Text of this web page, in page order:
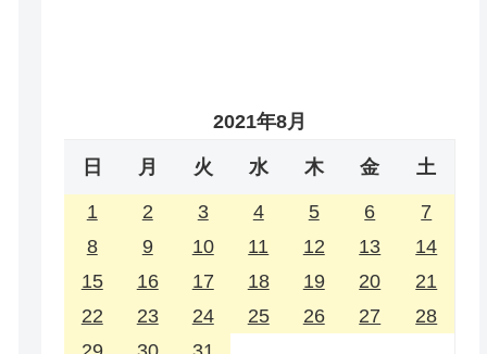
2021年8月
日 月 火 水 木 金 土
1 2 3 4 5 6
7
8
9 10 11 12 13
14
15
16 17 18 19 20
21
22
23 24 25 26 27
28